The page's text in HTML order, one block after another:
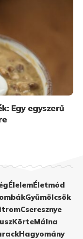
Egy egyszerű
ÉlelemÉletmód
Gyümölcsök
Cseresznye
KörteMálna
Hagyomány